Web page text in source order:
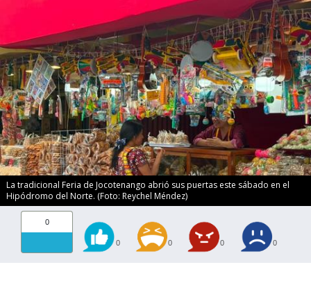
La tradicional Feria de Jocotenango abrió sus puertas este sábado en el
Hipódromo del Norte. (Foto: Reychel Méndez)
0
0 0 0 0